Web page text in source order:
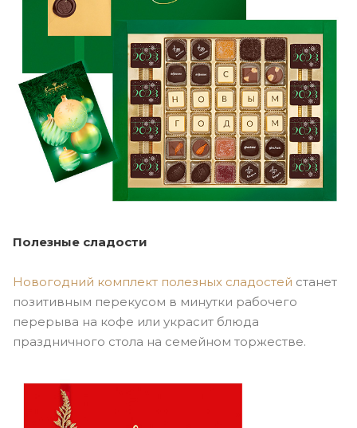
Полезные сладости
Новогодний комплект полезных сладостей станет
позитивным перекусом в минутки рабочего
перерыва на кофе или украсит блюда
праздничного стола на семейном торжестве.